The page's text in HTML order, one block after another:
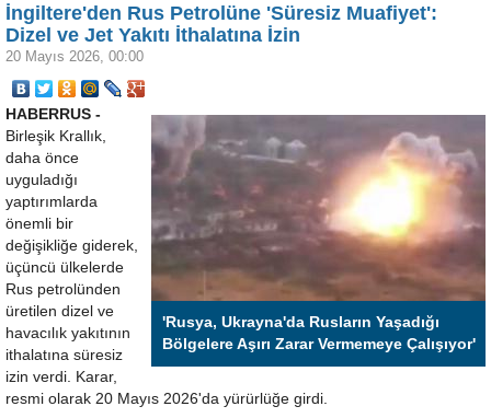
İngiltere'den Rus Petrolüne 'Süresiz Muafiyet':
Dizel ve Jet Yakıtı İthalatına İzin
20 Mayıs 2026, 00:00
'Rusya, Ukrayna'da Rusların Yaşadığı
Bölgelere Aşırı Zarar Vermemeye Çalışıyor'
HABERRUS -
Birleşik Krallık,
daha önce
uyguladığı
yaptırımlarda
önemli bir
değişikliğe giderek,
üçüncü ülkelerde
Rus petrolünden
üretilen dizel ve
havacılık yakıtının
ithalatına süresiz
izin verdi. Karar,
resmi olarak 20 Mayıs 2026'da yürürlüğe girdi.